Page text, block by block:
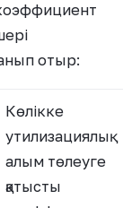
отыр:
Көлікке
утилизациялық
алым төлеуге
қатысты